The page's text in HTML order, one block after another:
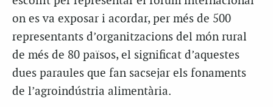
on es va exposar i acordar, per més de 500
representants d’organitzacions del món rural
de més de 80 països, el significat d’aquestes
dues paraules que fan sacsejar els fonaments
de l’agroindústria alimentària.